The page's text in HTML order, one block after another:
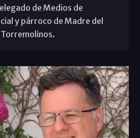
de Medios de
y párroco de Madre del
Torremolinos.